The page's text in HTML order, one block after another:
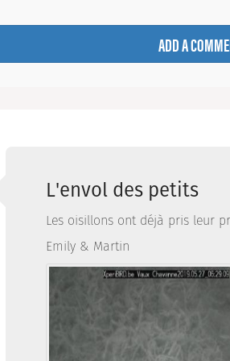
ADD A
L'envol des petits
Les oisillons ont déjà pris leur
Emily & Martin